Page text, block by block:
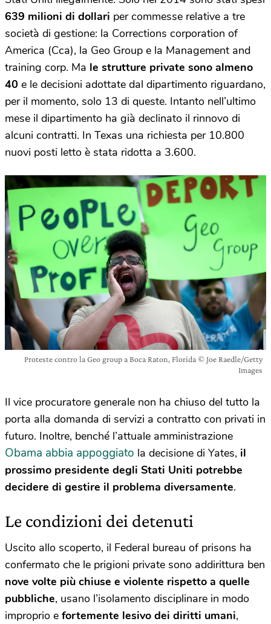
639 milioni di dollari per commesse relative a tre
società di gestione: la Corrections corporation of
America (Cca), la Geo Group e la Management and
training corp. Ma le strutture private sono almeno
40 e le decisioni adottate dal dipartimento riguardano,
per il momento, solo 13 di queste. Intanto nell’ultimo
mese il dipartimento ha già declinato il rinnovo di
alcuni contratti. In Texas una richiesta per 10.800
nuovi posti letto è stata ridotta a 3.600.
Proteste contro la Geo group a Boca Raton, Florida © Joe Raedle/Getty
Images
Il vice procuratore generale non ha chiuso del tutto la
porta alla domanda di servizi a contratto con privati in
futuro. Inoltre, benché l’attuale amministrazione
Obama abbia appoggiato la decisione di Yates, il
prossimo presidente degli Stati Uniti potrebbe
decidere di gestire il problema diversamente.
Le condizioni dei detenuti
Uscito allo scoperto, il Federal bureau of prisons ha
confermato che le prigioni private sono addirittura ben
nove volte più chiuse e violente rispetto a quelle
pubbliche, usano l’isolamento disciplinare in modo
improprio e fortemente lesivo dei diritti umani,